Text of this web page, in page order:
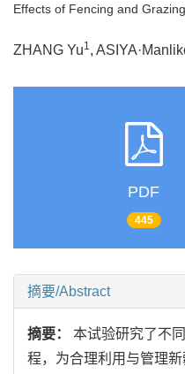
Effects of Fencing and
ZHANG Yu1,
PDF
445
摘要/Abstract
摘要：本试验研究了不
程，为合理利用与管理